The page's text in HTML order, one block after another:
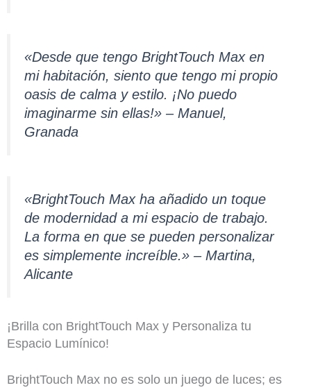
«Desde que tengo BrightTouch Max en
mi habitación, siento que tengo mi propio
oasis de calma y estilo. ¡No puedo
imaginarme sin ellas!» – Manuel,
Granada
«BrightTouch Max ha añadido un toque
de modernidad a mi espacio de trabajo.
La forma en que se pueden personalizar
es simplemente increíble.» – Martina,
Alicante
¡Brilla con BrightTouch Max y Personaliza tu
Espacio Lumínico!
BrightTouch Max no es solo un juego de luces; es